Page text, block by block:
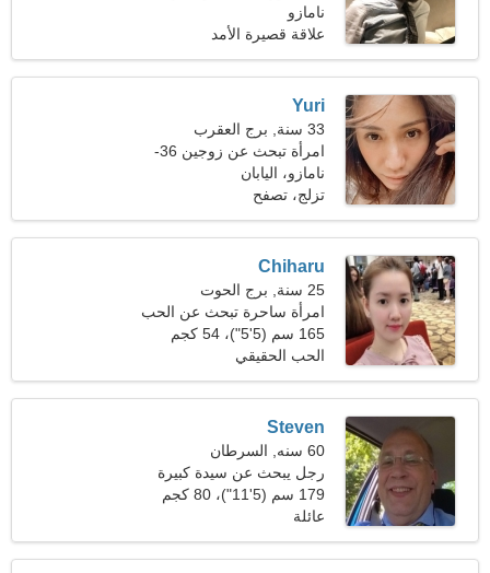
غير عادية
نامازو
علاقة قصيرة الأمد
Yuri
33 سنة, برج العقرب
امرأة تبحث عن زوجين 36-
41
نامازو، اليابان
تزلج، تصفح
Chiharu
25 سنة, برج الحوت
امرأة ساحرة تبحث عن الحب
الحقيقي
165 سم (5'5")، 54 كجم
(119 رطلا)
الحب الحقيقي
Steven
60 سنه, السرطان
رجل يبحث عن سيدة كبيرة
179 سم (5'11")، 80 كجم
(176 رطلا)
عائلة